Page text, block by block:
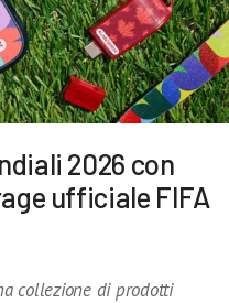
2026 con
ufficiale FIFA
collezione di prodotti